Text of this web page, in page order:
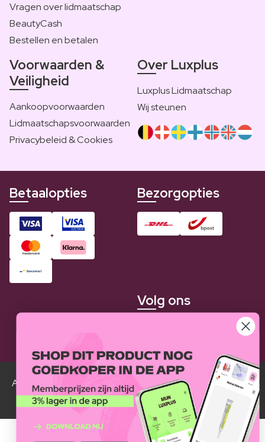
Vragen over lidmaatschap
BeautyCash
Bestellen en betalen
Voorwaarden &
Veiligheid
Aankoopvoorwaarden
Lidmaatschapsvoorwaarden
Privacybeleid & Cookies
Over Luxplus
Luxplus Lidmaatschap
Wij steunen
Betaalopties Bezorgopties
Volg ons
Alle Luxplus ledenprijzen zijn weergegeven in vergelijking
met de normale prijzen.